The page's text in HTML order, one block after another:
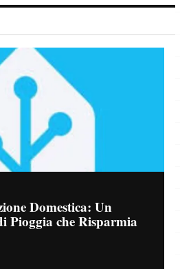
Domestica: Un
Pioggia che Risparmia